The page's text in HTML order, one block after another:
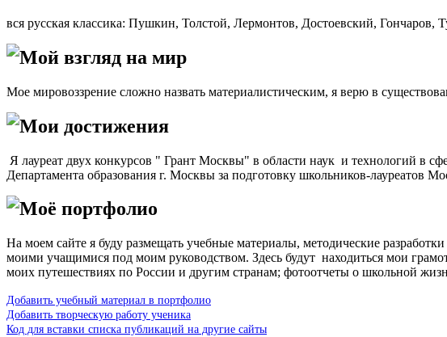
вся русская классика: Пушкин, Толстой, Лермонтов, Достоевский, Гончаров,
Мой взгляд на мир
Мое мировоззрение сложно назвать материалистическим, я верю в
Мои достижения
Я лауреат двух конкурсов " Грант Москвы" в области наук и технологий в
Департамента образования г. Москвы за подготовку школьников-лауреатов
Моё портфолио
На моем сайте я буду размещать учебные материалы, методические
моими учащимися под моим руководством. Здесь будут находиться мои
моих путешествиях по России и другим странам; фотоотчеты о школьной
Добавить учебный материал в портфолио
Добавить творческую работу ученика
Код для вставки списка публикаций на другие сайты